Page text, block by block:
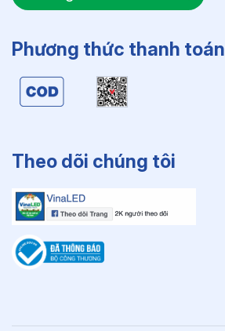
Phương thức thanh toán
Theo dõi chúng tôi